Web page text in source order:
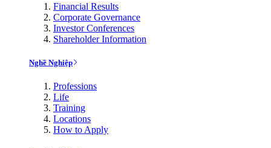
Financial Results
Corporate Governance
Investor Conferences
Shareholder Information
Nghề Nghiệp
Professions
Life
Training
Locations
How to Apply